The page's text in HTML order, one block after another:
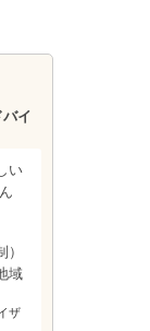
イ
い
域
ザ